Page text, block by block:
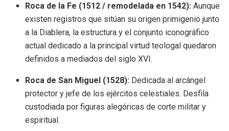
Roca de la Fe (1512 / remodelada en 1542): Aunque
existen registros que sitúan su origen primigenio junto
a la Diablera, la estructura y el conjunto iconográfico
actual dedicado a la principal virtud teologal quedaron
definidos a mediados del siglo XVI.
Roca de San Miguel (1528): Dedicada al arcángel
protector y jefe de los ejércitos celestiales. Desfila
custodiada por figuras alegóricas de corte militar y
espiritual.